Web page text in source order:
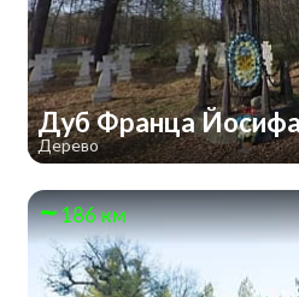
Дуб Франца
Дерево
186 км